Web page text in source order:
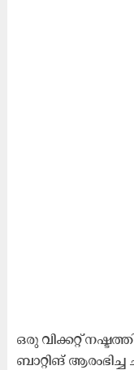
ഒരു വിക്കറ്റ്
ബാറ്റിങ്